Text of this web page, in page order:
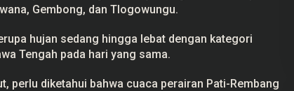
Gembong, dan Tlogowungu.
hujan sedang hingga lebat dengan kategori
Tengah pada hari yang sama.
perlu diketahui bahwa cuaca perairan Pati-Rembang
LHKPN
Proper Test, Berikut Daftar
Namanya